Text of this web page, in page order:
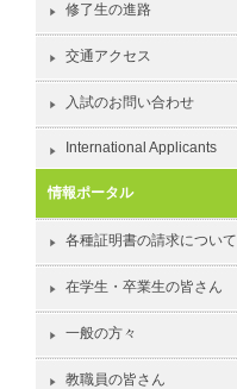
修了生の進路
交通アクセス
入試のお問い合わせ
International Applicants
情報ポータル
各種証明書の請求について
在学生・卒業生の皆さん
一般の方々
教職員の皆さん